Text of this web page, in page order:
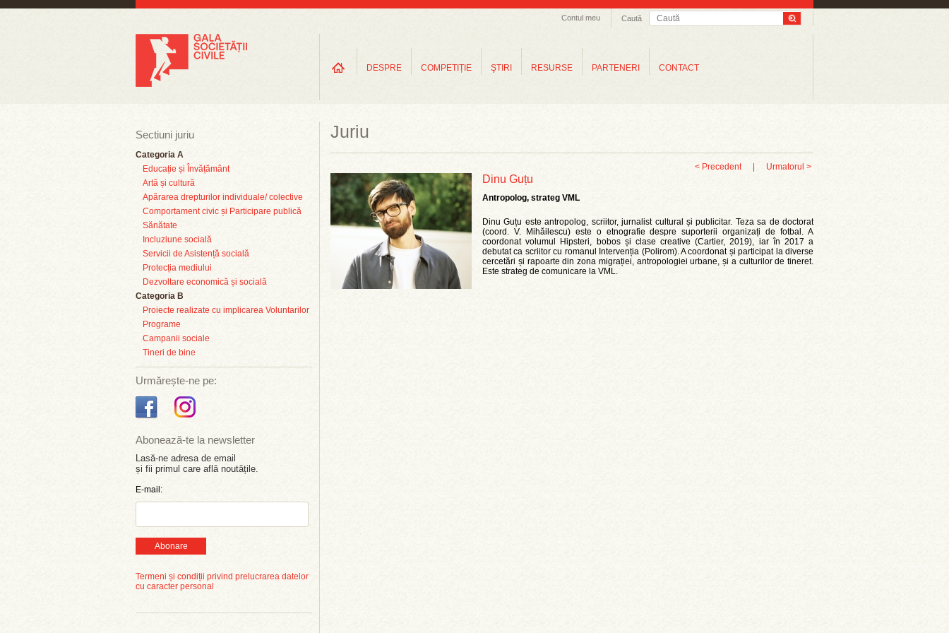
Caută
Contul meu
DESPRE COMPETIȚIE ŞTIRI RESURSE PARTENERI CONTACT
Sectiuni juriu
Categoria A
Educație și Învățământ
Artă și cultură
Apărarea drepturilor individuale/ colective
Comportament civic și Participare publică
Sănătate
Incluziune socială
Servicii de Asistență socială
Protecția mediului
Dezvoltare economică și socială
Categoria B
Proiecte realizate cu implicarea Voluntarilor
Programe
Campanii sociale
Tineri de bine
Urmărește-ne pe:
Abonează-te la newsletter
Lasă-ne adresa de email
și fii primul care află noutățile.
E-mail:
Abonare
Termeni și condiții privind prelucrarea datelor
cu caracter personal
Juriu
< Precedent Urmatorul >
Dinu Guțu
Antropolog, strateg VML
Dinu Guțu este antropolog, scriitor, jurnalist cultural și publicitar. Teza sa de doctorat
(coord. V. Mihăilescu) este o etnografie despre suporterii organizați de fotbal. A
coordonat volumul Hipsteri, bobos și clase creative (Cartier, 2019), iar în 2017 a
debutat ca scriitor cu romanul Intervenția (Polirom). A coordonat și participat la diverse
cercetări și rapoarte din zona migrației, antropologiei urbane, și a culturilor de tineret.
Este strateg de comunicare la VML.